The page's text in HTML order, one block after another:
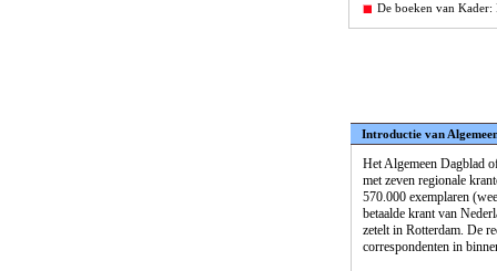
De boeken van Kader:
Introductie van
Het Algemeen Dagblad
met zeven regionale
570.000 exemplaren
betaalde krant van
zetelt in Rotterdam. De
correspondenten in